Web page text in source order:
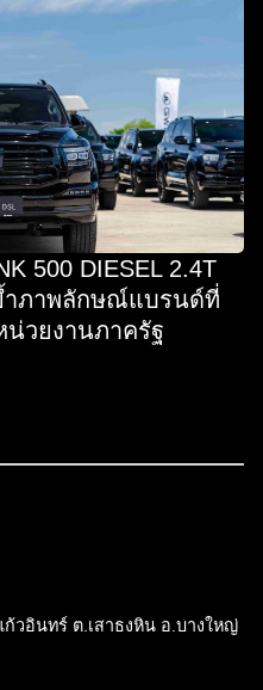
500 DIESEL 2.4T
ำภาพลักษณ์แบรนด์ที่
น่วยงานภาครัฐ
วอินทร์ ต.เสาธงหิน อ.บางใหญ่